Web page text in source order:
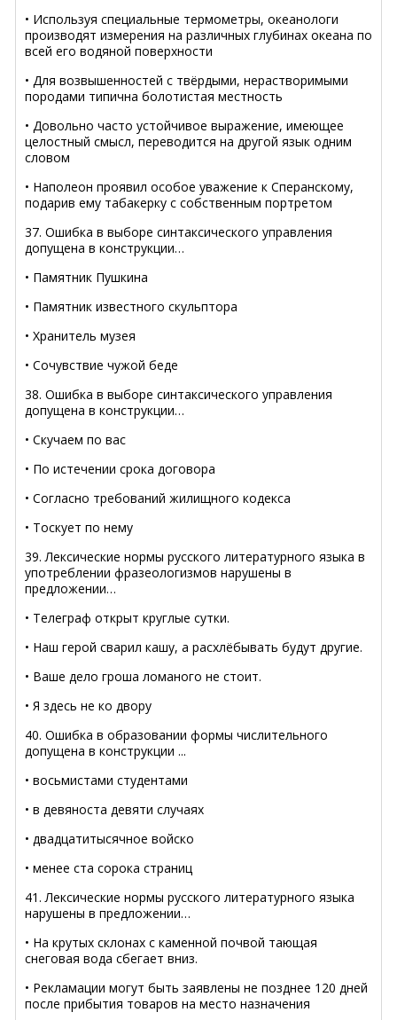
• Используя специальные термометры, океанологи
производят измерения на различных глубинах океана по
всей его водяной поверхности
• Для возвышенностей с твёрдыми, нерастворимыми
породами типична болотистая местность
• Довольно часто устойчивое выражение, имеющее
целостный смысл, переводится на другой язык одним
словом
• Наполеон проявил особое уважение к Сперанскому,
подарив ему табакерку с собственным портретом
37. Ошибка в выборе синтаксического управления
допущена в конструкции…
• Памятник Пушкина
• Памятник известного скульптора
• Хранитель музея
• Сочувствие чужой беде
38. Ошибка в выборе синтаксического управления
допущена в конструкции…
• Скучаем по вас
• По истечении срока договора
• Согласно требований жилищного кодекса
• Тоскует по нему
39. Лексические нормы русского литературного языка в
употреблении фразеологизмов нарушены в
предложении…
• Телеграф открыт круглые сутки.
• Наш герой сварил кашу, а расхлёбывать будут другие.
• Ваше дело гроша ломаного не стоит.
• Я здесь не ко двору
40. Ошибка в образовании формы числительного
допущена в конструкции ...
• восьмистами студентами
• в девяноста девяти случаях
• двадцатитысячное войско
• менее ста сорока страниц
41. Лексические нормы русского литературного языка
нарушены в предложении…
• На крутых склонах с каменной почвой тающая
снеговая вода сбегает вниз.
• Рекламации могут быть заявлены не позднее 120 дней
после прибытия товаров на место назначения